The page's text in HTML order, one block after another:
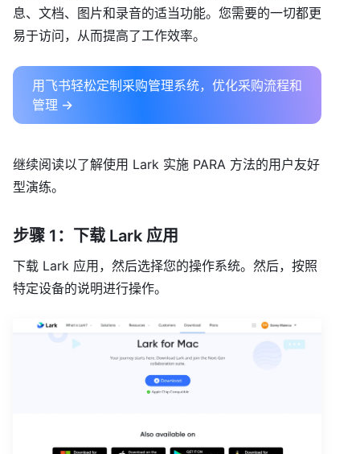
息、文档、图片和录音的适当功能。您需要的一切都更
易于访问，从而提高了工作效率。
用飞书轻松定制采购管理系统，优化采购流程和
管理 →
继续阅读以了解使用 Lark 实施 PARA 方法的用户友好
型演练。
步骤 1：下载 Lark 应用
下载 Lark 应用，然后选择您的操作系统。然后，按照
特定设备的说明进行操作。